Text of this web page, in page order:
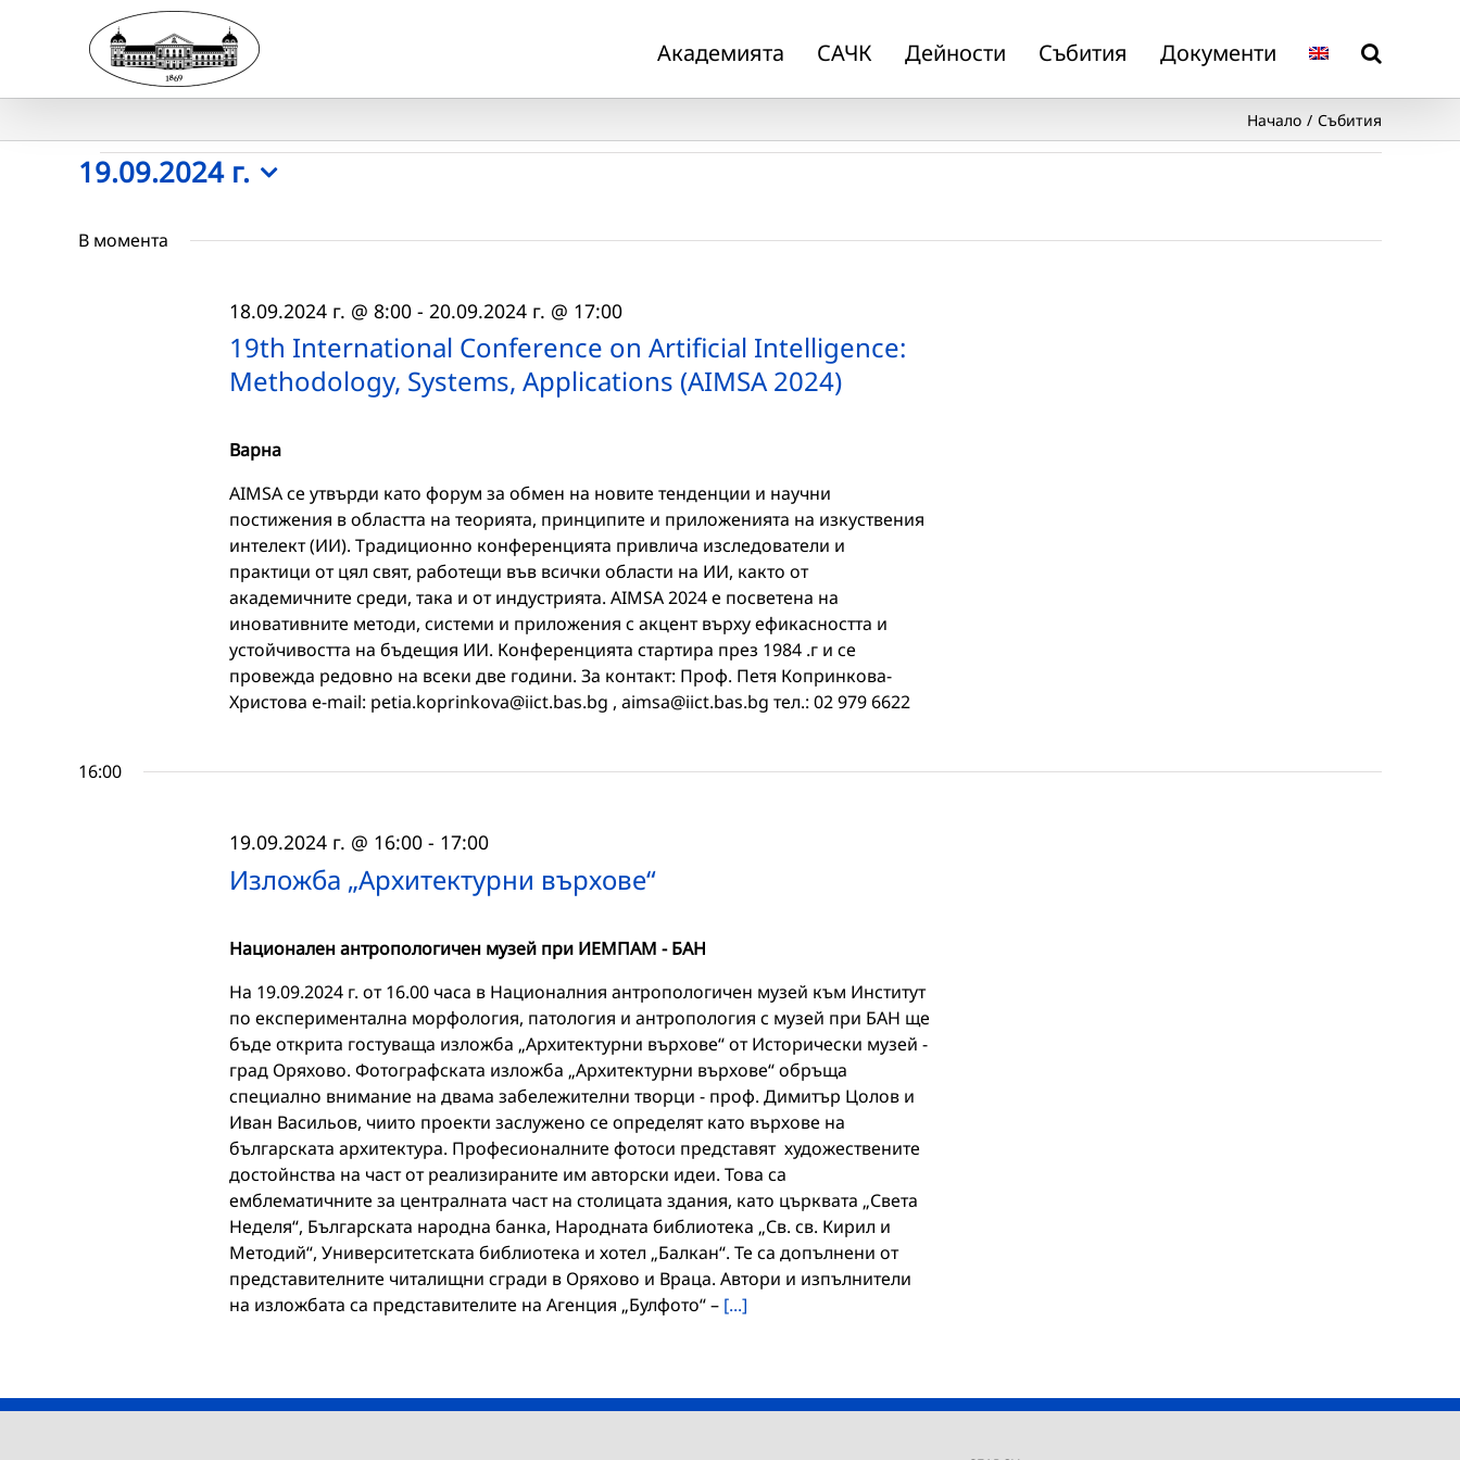
Академията САЧК Дейности Събития Документи
Начало Събития
Събития
for
19.09.2024 г.
date.
В момента
19th International Conference on Artificial Intelligence:
Methodology, Systems, Applications (AIMSA 2024)
18.09.2024 г. @ 8:00- 20.09.2024 г. @ 17:00
Варна
AIMSA се утвърди като форум за обмен на новите тенденции и научни
постижения в областта на теорията, принципите и приложенията на изкуствения
интелект (ИИ). Традиционно конференцията привлича изследователи и
практици от цял свят, работещи във всички области на ИИ, както от
академичните среди, така и от индустрията. AIMSA 2024 е посветена на
иновативните методи, системи и приложения с акцент върху ефикасността и
устойчивостта на бъдещия ИИ. Конференцията стартира през 1984 .г и се
провежда редовно на всеки две години. За контакт: Проф. Петя Копринкова-
Христова e-mail: petia.koprinkova@iict.bas.bg , aimsa@iict.bas.bg тел.: 02 979 6622
16:00
Изложба „Архитектурни върхове“
19.09.2024 г. @ 16:00- 17:00
Национален антропологичен музей при ИЕМПАМ - БАН
На 19.09.2024 г. от 16.00 часа в Националния антропологичен музей към Институт
по експериментална морфология, патология и антропология с музей при БАН ще
бъде открита гостуваща изложба „Архитектурни върхове“ от Исторически музей -
град Оряхово. Фотографската изложба „Архитектурни върхове“ обръща
специално внимание на двама забележителни творци - проф. Димитър Цолов и
Иван Васильов, чиито проекти заслужено се определят като върхове на
българската архитектура. Професионалните фотоси представят художествените
достойнства на част от реализираните им авторски идеи. Това са
емблематичните за централната част на столицата здания, като църквата „Света
Неделя“, Българската народна банка, Народната библиотека „Св. св. Кирил и
Методий“, Университетската библиотека и хотел „Балкан“. Те са допълнени от
представителните читалищни сгради в Оряхово и Враца. Автори и изпълнители
на изложбата са представителите на Агенция „Булфото“ – [...]